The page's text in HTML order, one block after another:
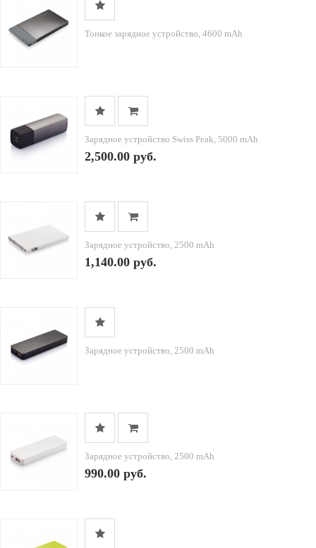
Тонкое зарядное устройство, 4600 mAh
Зарядное устройство Swiss Peak, 5000 mAh
2,500.00 руб.
Зарядное устройство, 2500 mAh
1,140.00 руб.
Зарядное устройство, 2500 mAh
Зарядное устройство, 2500 mAh
990.00 руб.